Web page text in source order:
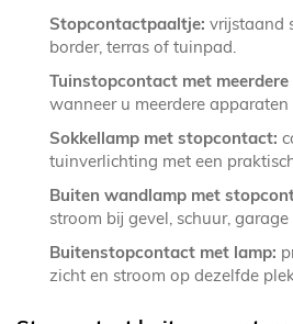
Stopcontactpaaltje: vrijstaand
border, terras of tuinpad.
Tuinstopcontact met
wanneer u meerdere
Sokkellamp met stopcontact:
tuinverlichting met een
Buiten wandlamp met
stroom bij gevel, schuur,
Buitenstopcontact met lamp:
zicht en stroom op dezelfde